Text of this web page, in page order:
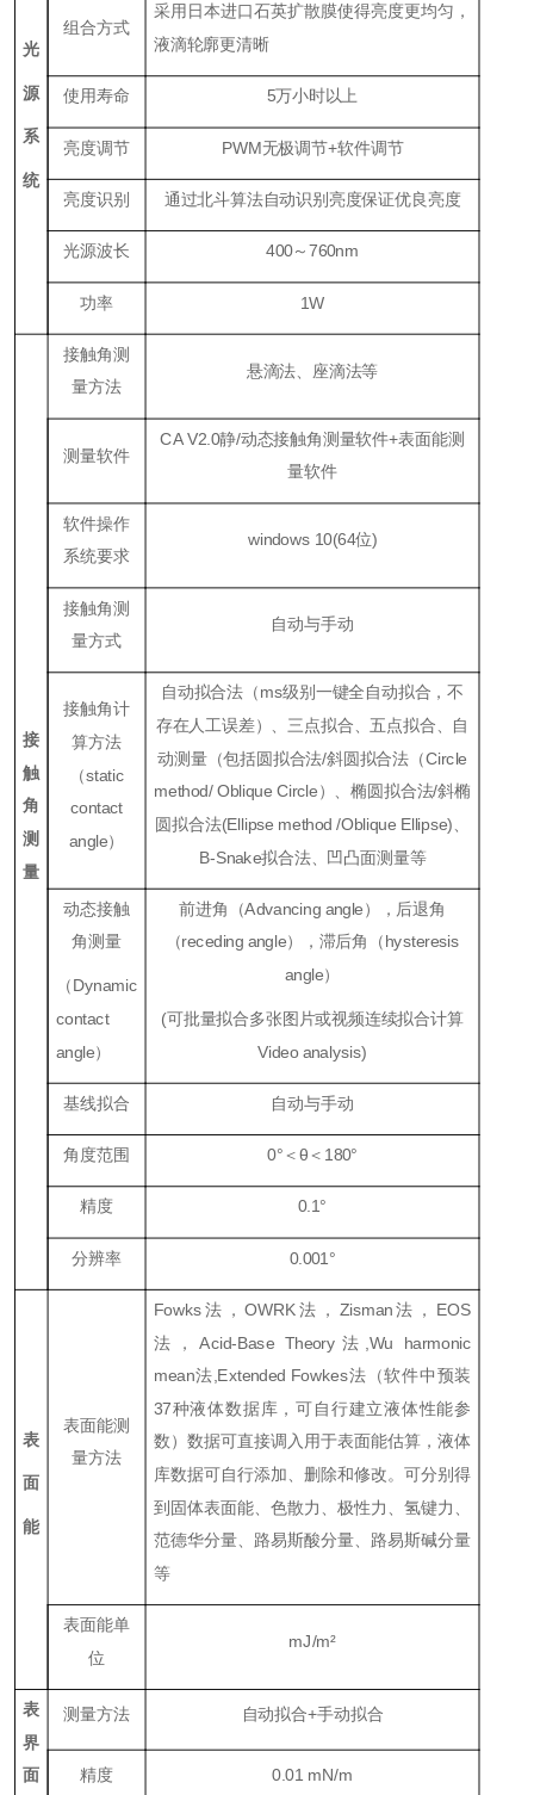
光
源
系
统
组合方式
采用日本进口石英扩散膜使得亮度更均匀，
液滴轮廓更清晰
使用寿命 5万小时以上
亮度调节 PWM无极调节+软件调节
亮度识别 通过北斗算法自动识别亮度保证优良亮度
光源波长 400～760nm
功率 1W
接
触
角
测
量
接触角测
量方法
悬滴法、座滴法等
测量软件
CA V2.0静/动态接触角测量软件+表面能测
量软件
软件操作
系统要求
windows 10(64位)
接触角测
量方式
自动与手动
接触角计
算方法
（static
contact
angle）
自动拟合法（ms级别一键全自动拟合，不
存在人工误差）、三点拟合、五点拟合、自
动测量（包括圆拟合法/斜圆拟合法（Circle
method/ Oblique Circle）、椭圆拟合法/斜椭
圆拟合法(Ellipse method /Oblique Ellipse)、
B-Snake拟合法、凹凸面测量等
动态接触
角测量
（Dynamic
contact
angle）
前进角（Advancing angle），后退角
（receding angle），滞后角（hysteresis
angle）
(可批量拟合多张图片或视频连续拟合计算
Video analysis)
基线拟合 自动与手动
角度范围 0°＜θ＜180°
精度 0.1°
分辨率 0.001°
表
面
能
表面能测
量方法
Fowks法，OWRK法，Zisman法，EOS
法，Acid-Base Theory法,Wu harmonic
mean法,Extended Fowkes法（软件中预装
37种液体数据库，可自行建立液体性能参
数）数据可直接调入用于表面能估算，液体
库数据可自行添加、删除和修改。可分别得
到固体表面能、色散力、极性力、氢键力、
范德华分量、路易斯酸分量、路易斯碱分量
等
表面能单
位
mJ/m²
表
界
面
测量方法 自动拟合+手动拟合
精度 0.01 mN/m